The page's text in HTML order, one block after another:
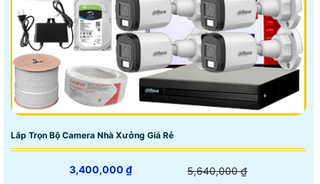
Lắp Trọn Bộ Camera Nhà Xưởng Giá Rẻ
3,400,000 ₫ 5,640,000 ₫